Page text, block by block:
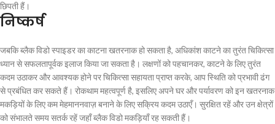
छिपती हैं।
निष्कर्ष
जबकि ब्लैक विडो स्पाइडर का काटना खतरनाक हो सकता है, अधिकांश काटने का तुरंत चिकित्सा
ध्यान से सफलतापूर्वक इलाज किया जा सकता है। लक्षणों को पहचानकर, काटने के लिए तुरंत
कदम उठाकर और आवश्यक होने पर चिकित्सा सहायता प्राप्त करके, आप स्थिति को प्रभावी ढंग
से प्रबंधित कर सकते हैं। रोकथाम महत्वपूर्ण है, इसलिए अपने घर और पर्यावरण को इन खतरनाक
मकड़ियों के लिए कम मेहमाननवाज़ बनाने के लिए सक्रिय कदम उठाएँ। सुरक्षित रहें और उन क्षेत्रों
को संभालते समय सतर्क रहें जहाँ ब्लैक विडो मकड़ियाँ रह सकती हैं।